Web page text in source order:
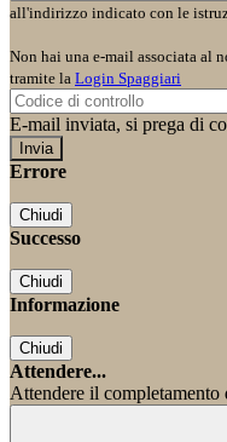
all'indirizzo indicato con le
Non hai una e-mail associata al
tramite la Login Spaggiari
E-mail inviata, si prega di
Errore
Chiudi
Successo
Chiudi
Informazione
Chiudi
Attendere...
Attendere il completamento